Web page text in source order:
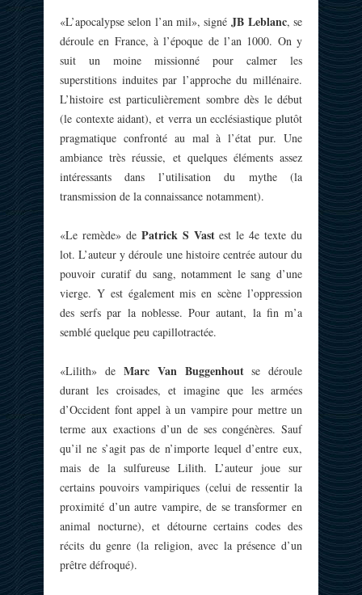
«L’apocalypse selon l’an mil», signéJB Leblanc, se
déroule en France, à l’époque de l’an 1000. On y
suit un moine missionné pour calmer les
superstitions induites par l’approche du millénaire.
L’histoire est particulièrement sombre dès le début
(le contexte aidant), et verra un ecclésiastique plutôt
pragmatique confronté au mal à l’état pur. Une
ambiance très réussie, et quelques éléments assez
intéressants dans l’utilisation du mythe (la
transmission de la connaissance notamment).
«Le remède» de Patrick S Vastest le 4e texte du
lot. L’auteur y déroule une histoire centrée autour du
pouvoir curatif du sang, notamment le sang d’une
vierge. Y est également mis en scène l’oppression
des serfs par la noblesse. Pour autant, la fin m’a
semblé quelque peu capillotractée.
«Lilith» deMarc Van Buggenhoutse déroule
durant les croisades, et imagine que les armées
d’Occident font appel à un vampire pour mettre un
terme aux exactions d’un de ses congénères. Sauf
qu’il ne s’agit pas de n’importe lequel d’entre eux,
mais de la sulfureuse Lilith. L’auteur joue sur
certains pouvoirs vampiriques (celui de ressentir la
proximité d’un autre vampire, de se transformer en
animal nocturne), et détourne certains codes des
récits du genre (la religion, avec la présence d’un
prêtre défroqué).